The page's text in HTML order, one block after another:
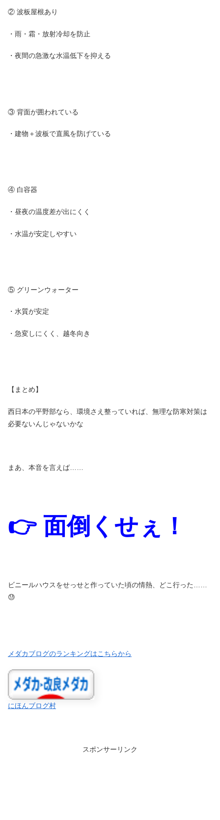
② 波板屋根あり
・雨・霜・放射冷却を防止
・夜間の急激な水温低下を抑える
③ 背面が囲われている
・建物＋波板で直風を防げている
④ 白容器
・昼夜の温度差が出にくく
・水温が安定しやすい
⑤ グリーンウォーター
・水質が安定
・急変しにくく、越冬向き
【まとめ】
西日本の平野部なら、環境さえ整っていれば、無理な防寒対策は
必要ないんじゃないかな
まあ、本音を言えば……
👉 面倒くせぇ！
ビニールハウスをせっせと作っていた頃の情熱、どこ行った……
😓
メダカブログのランキングはこちらから
にほんブログ村
スポンサーリンク